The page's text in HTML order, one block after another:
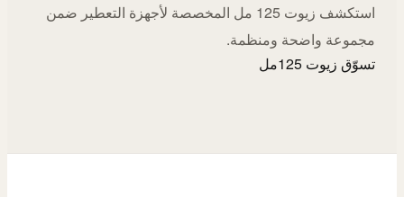
استكشف زيوت 125 مل المخصصة لأجهزة التعطير ضمن
مجموعة واضحة ومنظمة.
تسوّق زيوت 125مل